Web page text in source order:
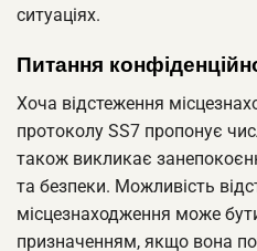
ситуаціях.
Питання
Хоча відстеження
протоколу SS7 пропонує
також викликає
та безпеки. Можливість
місцезнаходження може
призначенням, якщо вона